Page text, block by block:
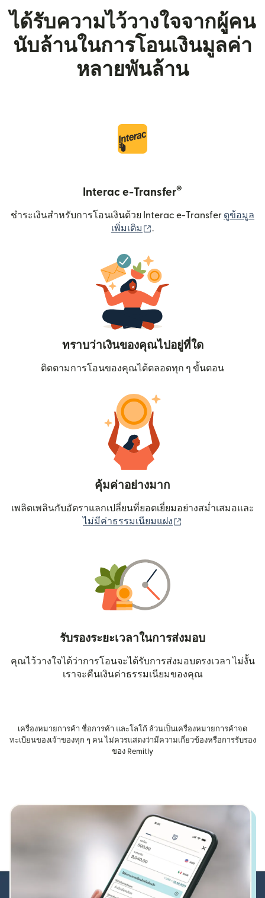
ได้รับความไว้วางใจจากผู้คน
นับล้านในการโอนเงินมูลค่า
หลายพันล้าน
Interac e-Transfer®
ชำระเงินสำหรับการโอนเงินด้วย Interac e-Transfer ดูข้อมูล
เพิ่มเติม
(เปิดในหน้าต่างใหม่)
.
ทราบว่าเงินของคุณไปอยู่ที่ใด
ติดตามการโอนของคุณได้ตลอดทุก ๆ ขั้นตอน
คุ้มค่าอย่างมาก
เพลิดเพลินกับอัตราแลกเปลี่ยนที่ยอดเยี่ยมอย่างสม่ำเสมอและ
ไม่มีค่าธรรมเนียมแฝง
รับรองระยะเวลาในการส่งมอบ
คุณไว้วางใจได้ว่าการโอนจะได้รับการส่งมอบตรงเวลา ไม่งั้น
เราจะคืนเงินค่าธรรมเนียมของคุณ
เครื่องหมายการค้า ชื่อการค้า และโลโก้ ล้วนเป็นเครื่องหมายการค้าจด
ทะเบียนของเจ้าของทุก ๆ คน ไม่ควรแสดงว่ามีความเกี่ยวข้องหรือการรับรอง
ของ Remitly